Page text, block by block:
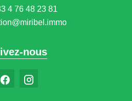
4 76 48 23 81
nous